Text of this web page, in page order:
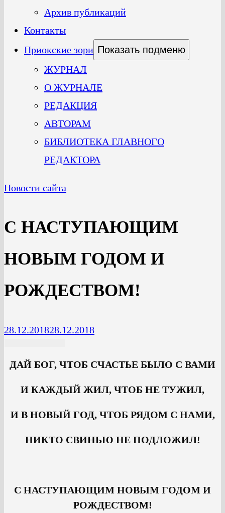
Архив публикаций
Контакты
Приокские зори Показать подменю
ЖУРНАЛ
О ЖУРНАЛЕ
РЕДАКЦИЯ
АВТОРАМ
БИБЛИОТЕКА ГЛАВНОГО
РЕДАКТОРА
Новости сайта
С НАСТУПАЮЩИМ
НОВЫМ ГОДОМ И
РОЖДЕСТВОМ!
28.12.201828.12.2018
ДАЙ БОГ, ЧТОБ СЧАСТЬЕ БЫЛО С ВАМИ
И КАЖДЫЙ ЖИЛ, ЧТОБ НЕ ТУЖИЛ,
И В НОВЫЙ ГОД, ЧТОБ РЯДОМ С НАМИ,
НИКТО СВИНЬЮ НЕ ПОДЛОЖИЛ!
С НАСТУПАЮЩИМ НОВЫМ ГОДОМ И
РОЖДЕСТВОМ!